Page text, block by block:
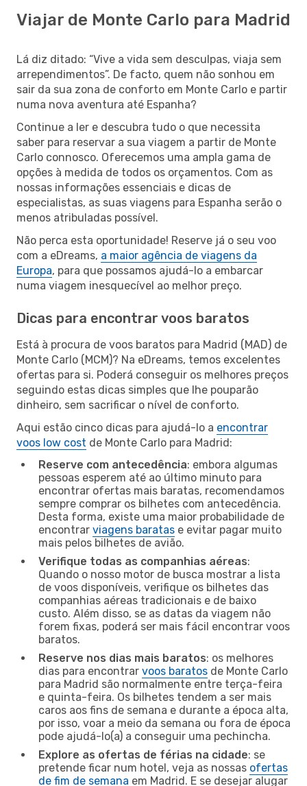
Viajar de Monte Carlo para Madrid
Lá diz ditado: “Vive a vida sem desculpas, viaja sem
arrependimentos”. De facto, quem não sonhou em
sair da sua zona de conforto em Monte Carlo e partir
numa nova aventura até Espanha?
Continue a ler e descubra tudo o que necessita
saber para reservar a sua viagem a partir de Monte
Carlo connosco. Oferecemos uma ampla gama de
opções à medida de todos os orçamentos. Com as
nossas informações essenciais e dicas de
especialistas, as suas viagens para Espanha serão o
menos atribuladas possível.
Não perca esta oportunidade! Reserve já o seu voo
com a eDreams, a maior agência de viagens da
Europa, para que possamos ajudá-lo a embarcar
numa viagem inesquecível ao melhor preço.
Dicas para encontrar voos baratos
Está à procura de voos baratos para Madrid (MAD) de
Monte Carlo (MCM)? Na eDreams, temos excelentes
ofertas para si. Poderá conseguir os melhores preços
seguindo estas dicas simples que lhe pouparão
dinheiro, sem sacrificar o nível de conforto.
Aqui estão cinco dicas para ajudá-lo a encontrar
voos low cost de Monte Carlo para Madrid:
Reserve com antecedência: embora algumas
pessoas esperem até ao último minuto para
encontrar ofertas mais baratas, recomendamos
sempre comprar os bilhetes com antecedência.
Desta forma, existe uma maior probabilidade de
encontrar viagens baratas e evitar pagar muito
mais pelos bilhetes de avião.
Verifique todas as companhias aéreas:
Quando o nosso motor de busca mostrar a lista
de voos disponíveis, verifique os bilhetes das
companhias aéreas tradicionais e de baixo
custo. Além disso, se as datas da viagem não
forem fixas, poderá ser mais fácil encontrar voos
baratos.
Reserve nos dias mais baratos: os melhores
dias para encontrar voos baratos de Monte Carlo
para Madrid são normalmente entre terça-feira
e quinta-feira. Os bilhetes tendem a ser mais
caros aos fins de semana e durante a época alta,
por isso, voar a meio da semana ou fora de época
pode ajudá-lo(a) a conseguir uma pechincha.
Explore as ofertas de férias na cidade: se
pretende ficar num hotel, veja as nossas ofertas
de fim de semana em Madrid. E se desejar alugar